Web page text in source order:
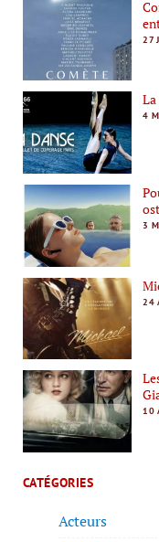
27
4
3
24
10
CATÉGORIES
Acteurs